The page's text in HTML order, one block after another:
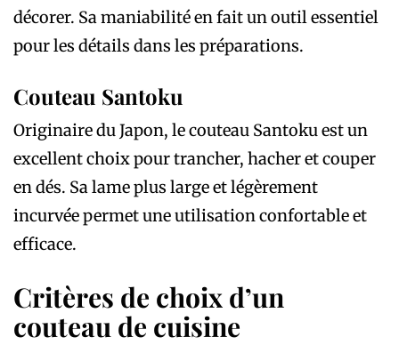
décorer. Sa maniabilité en fait un outil essentiel
pour les détails dans les préparations.
Couteau Santoku
Originaire du Japon, le couteau Santoku est un
excellent choix pour trancher, hacher et couper
en dés. Sa lame plus large et légèrement
incurvée permet une utilisation confortable et
efficace.
Critères de choix d’un
couteau de cuisine